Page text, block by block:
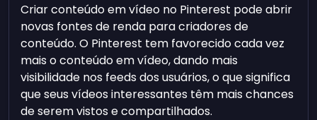
Criar conteúdo em vídeo no Pinterest pode abrir
novas fontes de renda para criadores de
conteúdo. O Pinterest tem favorecido cada vez
mais o conteúdo em vídeo, dando mais
visibilidade nos feeds dos usuários, o que significa
que seus vídeos interessantes têm mais chances
de serem vistos e compartilhados.